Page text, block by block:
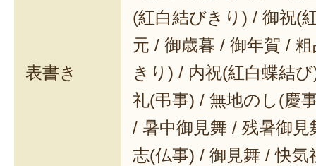
表書き
(紅白結びきり) / 御祝(
元 / 御歳暮 / 御年賀 /
きり) / 内祝(紅白蝶結
礼(弔事) / 無地のし(慶
/ 暑中御見舞 / 残暑御
志(仏事) / 御見舞 / 快気